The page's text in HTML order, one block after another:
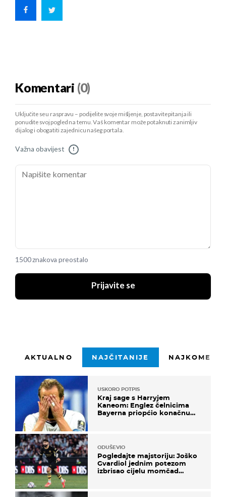
Komentari (0)
Uključite se u raspravu – podijelite svoje mišljenje, postavite pitanja ili
ponudite svoj pogled na temu. Vaš komentar može potaknuti zanimljiv
dijalog i obogatiti zajednicu našeg portala.
Važna obavijest !
1500 znakova preostalo
Prijavite se
AKTUALNO NAJČITANIJE
USKORO POTPIS
Kraj sage s Harryjem
Kaneom: Englez čelnicima
Bayerna priopćio konačnu
ODUŠEVIO
Pogledajte majstoriju: Joško
Gvardiol jednim potezom
izbrisao cijelu momčad